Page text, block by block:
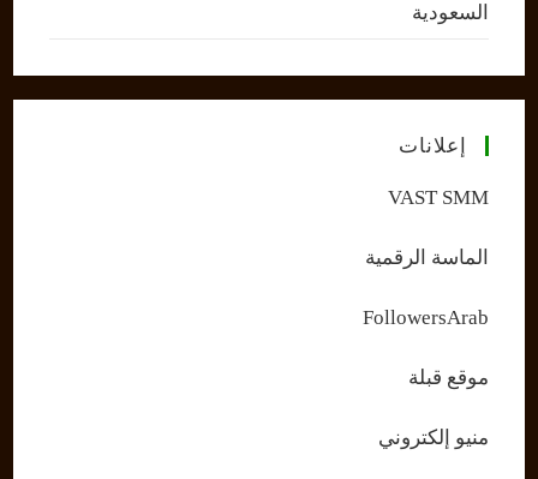
السعودية
إعلانات
VAST SMM
الماسة الرقمية
FollowersArab
موقع قبلة
منيو إلكتروني